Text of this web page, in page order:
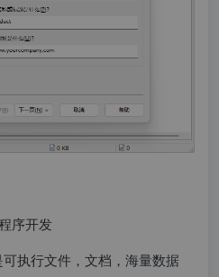
序开发
执行文件，文档，海量数据